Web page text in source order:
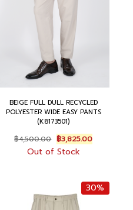
BEIGE FULL DULL RECYCLED
POLYESTER WIDE EASY PANTS
(K8173501)
฿4,500.00 Original
price
was:
฿3,825.00Current
price
Out of Stock
30%